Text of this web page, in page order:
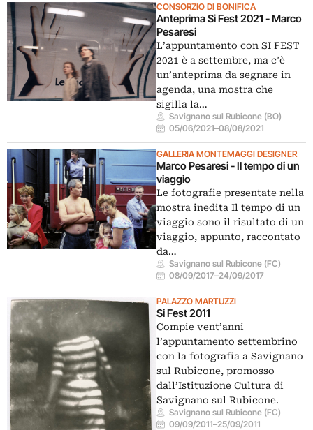
CONSORZIO DI BONIFICA
Anteprima Si Fest 2021 - Marco
Pesaresi
L’appuntamento con SI FEST
2021 è a settembre, ma c’è
un’anteprima da segnare in
agenda, una mostra che
sigilla la…
Savignano sul Rubicone (BO)
05/06/2021–08/08/2021
GALLERIA MONTEMAGGI DESIGNER
Marco Pesaresi - Il tempo di un
viaggio
Le fotografie presentate nella
mostra inedita Il tempo di un
viaggio sono il risultato di un
viaggio, appunto, raccontato
da…
Savignano sul Rubicone (FC)
08/09/2017–24/09/2017
PALAZZO MARTUZZI
Si Fest 2011
Compie vent’anni
l’appuntamento settembrino
con la fotografia a Savignano
sul Rubicone, promosso
dall’Istituzione Cultura di
Savignano sul Rubicone.
Savignano sul Rubicone (FC)
09/09/2011–25/09/2011